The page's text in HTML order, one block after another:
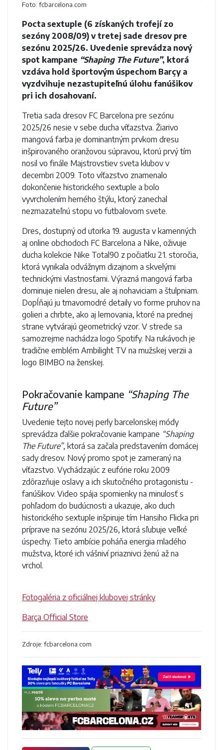
Foto: fcbarcelona.com
Pocta sextuple (6 získaných trofejí zo
sezóny 2008/09) v tretej sade dresov pre
sezónu 2025/26. Uvedenie sprevádza nový
spot kampane “Shaping The Future”, ktorá
vzdáva hold športovým úspechom Barçy a
vyzdvihuje nezastupiteľnú úlohu fanúšikov
pri ich dosahovaní.
Tretia sada dresov FC Barcelona pre sezónu
2025/26 nesie v sebe ducha víťazstva. Žiarivo
mangová farba je dominantným prvkom dresu
inšpirovaného oranžovou súpravou, ktorú prvý tím
nosil vo finále Majstrovstiev sveta klubov v
decembri 2009. Toto víťazstvo znamenalo
dokončenie historického sextuple a bolo
vyvrcholením herného štýlu, ktorý zanechal
nezmazateľnú stopu vo futbalovom svete.
Dres, dostupný od utorka 19. augusta v kamenných
aj online obchodoch FC Barcelona a Nike, oživuje
ducha kolekcie Nike Total90 z počiatku 21. storočia,
ktorá vynikala odvážnym dizajnom a skvelými
technickými vlastnosťami. Výrazná mangová farba
dominuje nielen dresu, ale aj nohaviciam a štulpniam.
Dopĺňajú ju tmavomodré detaily vo forme pruhov na
golieri a chrbte, ako aj lemovania, ktoré na prednej
strane vytvárajú geometrický vzor. V strede sa
samozrejme nachádza logo Spotify. Na rukávoch je
tradične emblém Ambilight TV na mužskej verzii a
logo BIMBO na ženskej.
Pokračovanie kampane “Shaping The
Future”
Uvedenie tejto novej perly barcelonskej módy
sprevádza ďalšie pokračovanie kampane “Shaping
The Future”, ktorá sa začala predstavením domácej
sady dresov. Nový promo spot je zameraný na
víťazstvo. Vychádzajúc z eufórie roku 2009
zdôrazňuje oslavy a ich skutočného protagonistu -
fanúšikov. Video spája spomienky na minulosť s
pohľadom do budúcnosti a ukazuje, ako duch
historického sextuple inšpiruje tím Hansiho Flicka pri
príprave na sezónu 2025/26, ktorá sľubuje veľké
úspechy. Tieto ambície poháňa energia mladého
mužstva, ktoré ich vášniví priaznivci ženú až na
vrchol.
Fotogaléria z oficiálnej klubovej stránky
Barça Official Store
Zdroje: fcbarcelona.com